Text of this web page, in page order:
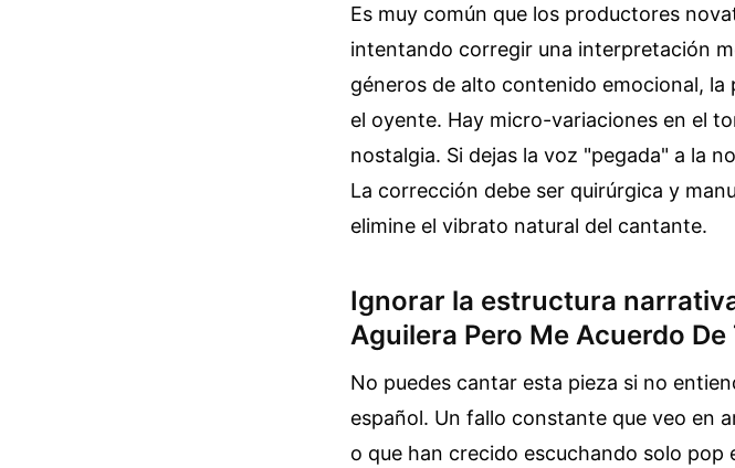
Es muy común que los productores
intentando corregir una interpretación
géneros de alto contenido emocional,
el oyente. Hay micro-variaciones en el
nostalgia. Si dejas la voz "pegada" a la
La corrección debe ser quirúrgica y
elimine el vibrato natural del cantante.
Ignorar la estructura
Aguilera Pero Me Acuerdo De
No puedes cantar esta pieza si no
español. Un fallo constante que veo en
o que han crecido escuchando solo pop